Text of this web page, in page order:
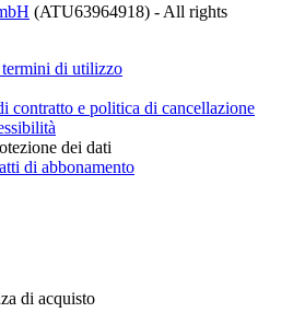
(ATU63964918) - All rights
di utilizzo
contratto e politica di cancellazione
dei dati
di abbonamento
di acquisto